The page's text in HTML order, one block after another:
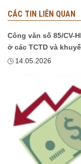
CÁC TIN LIÊN QUAN
Công văn số 85/CV-
ở các TCTD và
14.05.2026